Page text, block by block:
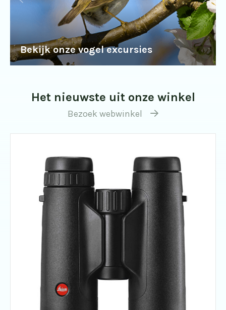
Bekijk onze vogel excursies
Het nieuwste uit onze winkel
Bezoek webwinkel